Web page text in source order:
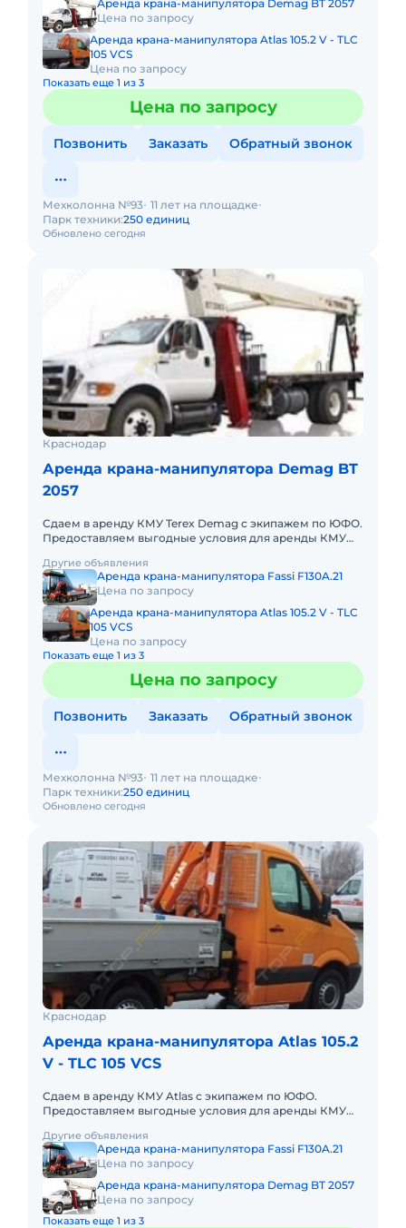
Аренда крана-манипулятора Demag BT 2057
Цена по запросу
Аренда крана-манипулятора Atlas 105.2 V - TLC
105 VCS
Цена по запросу
Показать еще 1 из 3
Цена по запросу
Позвонить Заказать Обратный звонок
Обновлено сегодня
Мехколонна №93 11 лет на площадке
Парк техники:250 единиц
Краснодар
Аренда крана-манипулятора Demag BT
2057
Сдаем в аренду КМУ Terex Demag с экипажем по ЮФО.
Предоставляем выгодные условия для аренды КМУ
аренды спецтехник
Другие объявления
Аренда крана-манипулятора Fassi F130A.21
Цена по запросу
Аренда крана-манипулятора Atlas 105.2 V - TLC
105 VCS
Цена по запросу
Показать еще 1 из 3
Цена по запросу
Позвонить Заказать Обратный звонок
Обновлено сегодня
Мехколонна №93 11 лет на площадке
Парк техники:250 единиц
Краснодар
Аренда крана-манипулятора Atlas 105.2
V - TLC 105 VCS
Сдаем в аренду КМУ Atlas с экипажем по ЮФО.
Предоставляем выгодные условия для аренды КМУ
спецтехники мы готовы п
Другие объявления
Аренда крана-манипулятора Fassi F130A.21
Цена по запросу
Аренда крана-манипулятора Demag BT 2057
Цена по запросу
Показать еще 1 из 3